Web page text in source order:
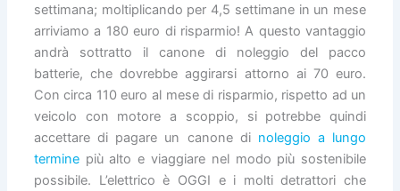
settimana; moltiplicando per 4,5 settimane in un mese
arriviamo a 180 euro di risparmio! A questo vantaggio
andrà sottratto il canone di noleggio del pacco
batterie, che dovrebbe aggirarsi attorno ai 70 euro.
Con circa 110 euro al mese di risparmio, rispetto ad un
veicolo con motore a scoppio, si potrebbe quindi
accettare di pagare un canone dinoleggio a lungo
terminepiù alto e viaggiare nel modo più sostenibile
possibile. L’elettrico è OGGI e i molti detrattori che